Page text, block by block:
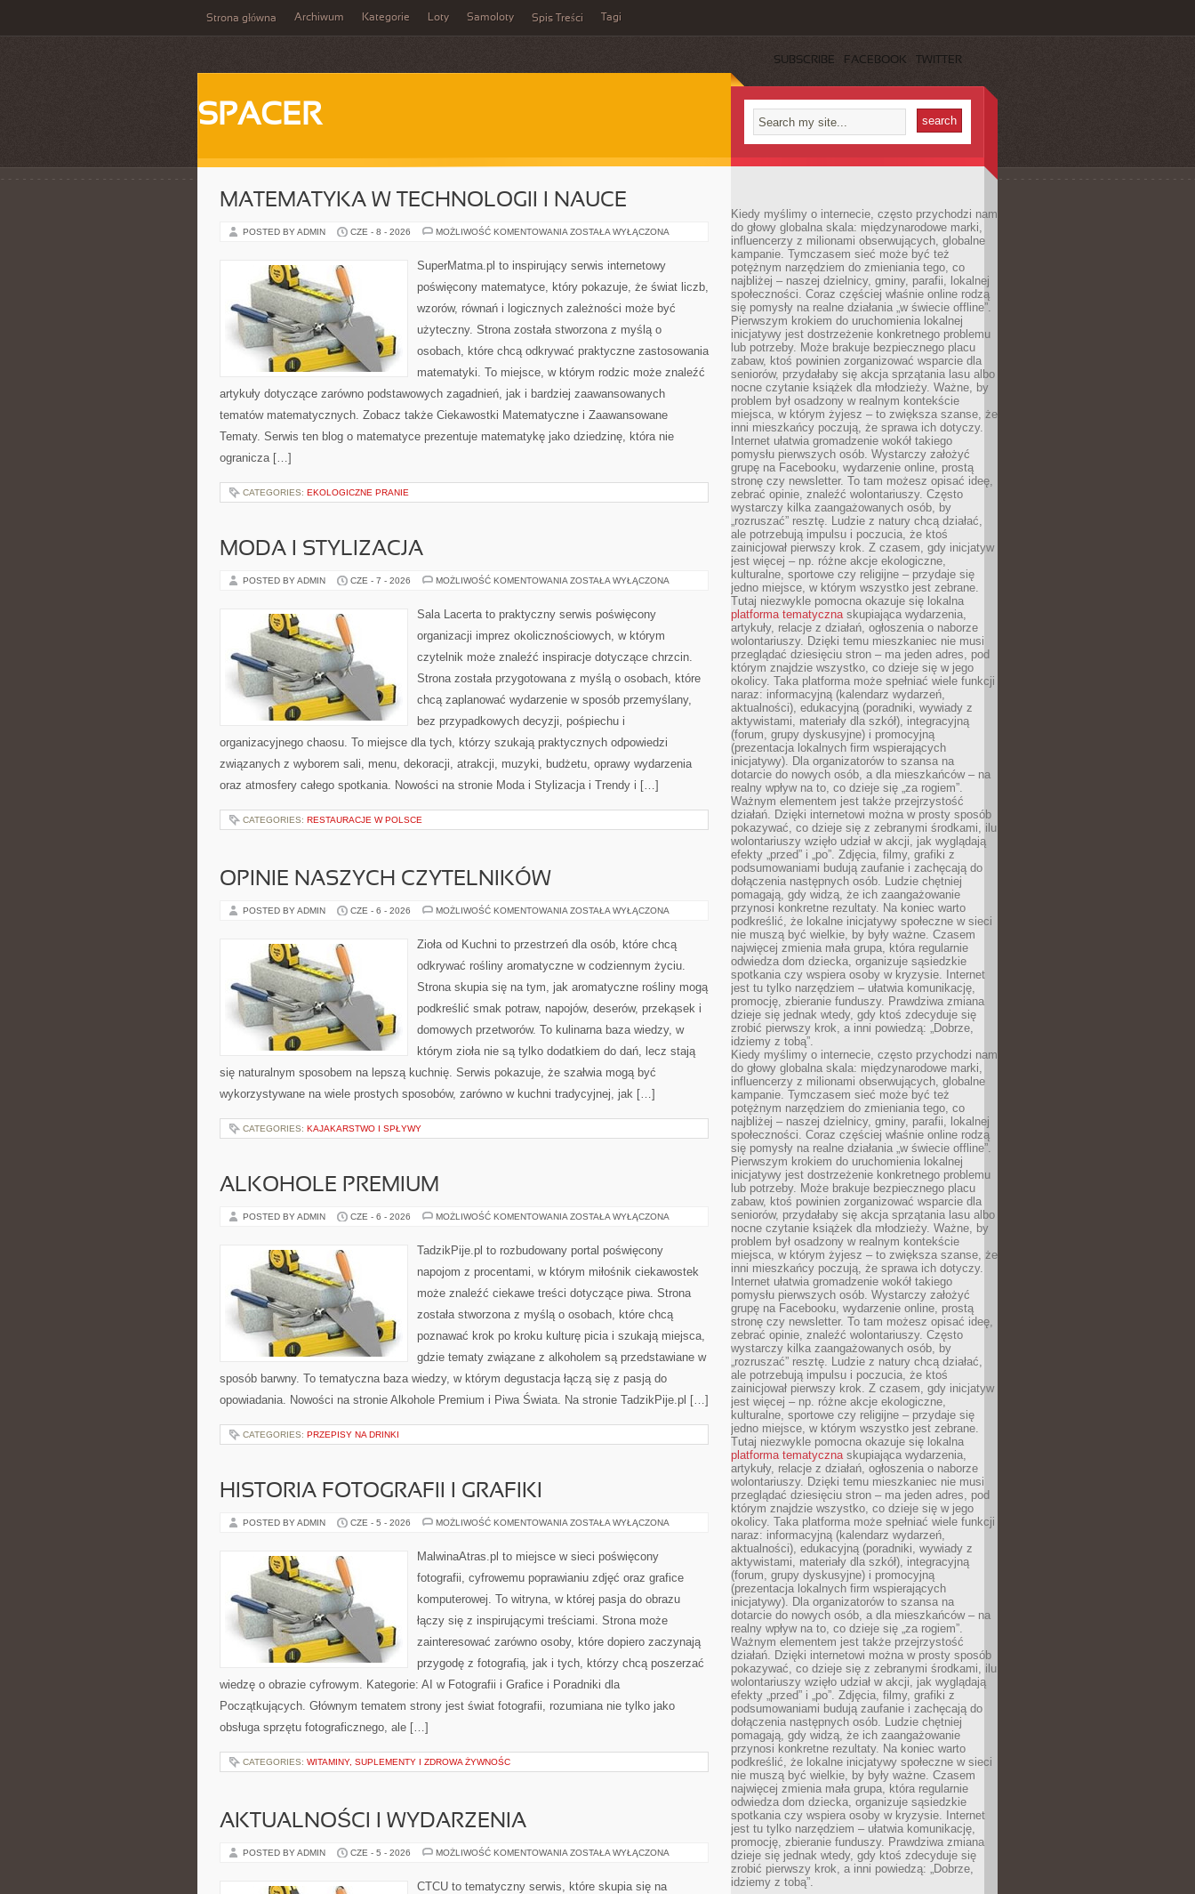
Strona główna Archiwum Kategorie Loty Samoloty Spis Treści Tagi
SUBSCRIBE FACEBOOK TWITTER
SPACER
MATEMATYKA W TECHNOLOGII I NAUCE
POSTED BY ADMIN CZE - 8 - 2026 MOŻLIWOŚĆ KOMENTOWANIA MATEMATYKA
NAUCE
ZOSTAŁA WYŁĄCZONA
SuperMatma.pl to inspirujący serwis internetowy
poświęcony matematyce, który pokazuje, że świat liczb,
wzorów, równań i logicznych zależności może być
użyteczny. Strona została stworzona z myślą o
osobach, które chcą odkrywać praktyczne zastosowania
matematyki. To miejsce, w którym rodzic może znaleźć
artykuły dotyczące zarówno podstawowych zagadnień, jak i bardziej zaawansowanych
tematów matematycznych. Zobacz także Ciekawostki Matematyczne i Zaawansowane
Tematy. Serwis ten blog o matematyce prezentuje matematykę jako dziedzinę, która nie
ogranicza […]
CATEGORIES: EKOLOGICZNE PRANIE
MODA I STYLIZACJA
POSTED BY ADMIN CZE - 7 - 2026 MOŻLIWOŚĆ KOMENTOWANIA MODA
ZOSTAŁA WYŁĄCZONA
Sala Lacerta to praktyczny serwis poświęcony
organizacji imprez okolicznościowych, w którym
czytelnik może znaleźć inspiracje dotyczące chrzcin.
Strona została przygotowana z myślą o osobach, które
chcą zaplanować wydarzenie w sposób przemyślany,
bez przypadkowych decyzji, pośpiechu i
organizacyjnego chaosu. To miejsce dla tych, którzy szukają praktycznych odpowiedzi
związanych z wyborem sali, menu, dekoracji, atrakcji, muzyki, budżetu, oprawy wydarzenia
oraz atmosfery całego spotkania. Nowości na stronie Moda i Stylizacja i Trendy i […]
CATEGORIES: RESTAURACJE W POLSCE
OPINIE NASZYCH CZYTELNIKÓW
POSTED BY ADMIN CZE - 6 - 2026 MOŻLIWOŚĆ KOMENTOWANIA OPINIE
ZOSTAŁA WYŁĄCZONA
Zioła od Kuchni to przestrzeń dla osób, które chcą
odkrywać rośliny aromatyczne w codziennym życiu.
Strona skupia się na tym, jak aromatyczne rośliny mogą
podkreślić smak potraw, napojów, deserów, przekąsek i
domowych przetworów. To kulinarna baza wiedzy, w
którym zioła nie są tylko dodatkiem do dań, lecz stają
się naturalnym sposobem na lepszą kuchnię. Serwis pokazuje, że szałwia mogą być
wykorzystywane na wiele prostych sposobów, zarówno w kuchni tradycyjnej, jak […]
CATEGORIES: KAJAKARSTWO I SPŁYWY
ALKOHOLE PREMIUM
POSTED BY ADMIN CZE - 6 - 2026 MOŻLIWOŚĆ KOMENTOWANIA ALKOHOLE
ZOSTAŁA WYŁĄCZONA
TadzikPije.pl to rozbudowany portal poświęcony
napojom z procentami, w którym miłośnik ciekawostek
może znaleźć ciekawe treści dotyczące piwa. Strona
została stworzona z myślą o osobach, które chcą
poznawać krok po kroku kulturę picia i szukają miejsca,
gdzie tematy związane z alkoholem są przedstawiane w
sposób barwny. To tematyczna baza wiedzy, w którym degustacja łączą się z pasją do
opowiadania. Nowości na stronie Alkohole Premium i Piwa Świata. Na stronie TadzikPije.pl […]
CATEGORIES: PRZEPISY NA DRINKI
HISTORIA FOTOGRAFII I GRAFIKI
POSTED BY ADMIN CZE - 5 - 2026 MOŻLIWOŚĆ KOMENTOWANIA HISTORIA
GRAFIKI
ZOSTAŁA WYŁĄCZONA
MalwinaAtras.pl to miejsce w sieci poświęcony
fotografii, cyfrowemu poprawianiu zdjęć oraz grafice
komputerowej. To witryna, w której pasja do obrazu
łączy się z inspirującymi treściami. Strona może
zainteresować zarówno osoby, które dopiero zaczynają
przygodę z fotografią, jak i tych, którzy chcą poszerzać
wiedzę o obrazie cyfrowym. Kategorie: AI w Fotografii i Grafice i Poradniki dla
Początkujących. Głównym tematem strony jest świat fotografii, rozumiana nie tylko jako
obsługa sprzętu fotograficznego, ale […]
CATEGORIES: WITAMINY, SUPLEMENTY I ZDROWA ŻYWNOŚC
AKTUALNOŚCI I WYDARZENIA
POSTED BY ADMIN CZE - 5 - 2026 MOŻLIWOŚĆ KOMENTOWANIA AKTUALNOŚCI
ZOSTAŁA WYŁĄCZONA
CTCU to tematyczny serwis, które skupia się na
Kiedy myślimy o internecie, często przychodzi nam
do głowy globalna skala: międzynarodowe marki,
influencerzy z milionami obserwujących, globalne
kampanie. Tymczasem sieć może być też
potężnym narzędziem do zmieniania tego, co
najbliżej – naszej dzielnicy, gminy, parafii, lokalnej
społeczności. Coraz częściej właśnie online rodzą
się pomysły na realne działania „w świecie offline”.
Pierwszym krokiem do uruchomienia lokalnej
inicjatywy jest dostrzeżenie konkretnego problemu
lub potrzeby. Może brakuje bezpiecznego placu
zabaw, ktoś powinien zorganizować wsparcie dla
seniorów, przydałaby się akcja sprzątania lasu albo
nocne czytanie książek dla młodzieży. Ważne, by
problem był osadzony w realnym kontekście
miejsca, w którym żyjesz – to zwiększa szanse, że
inni mieszkańcy poczują, że sprawa ich dotyczy.
Internet ułatwia gromadzenie wokół takiego
pomysłu pierwszych osób. Wystarczy założyć
grupę na Facebooku, wydarzenie online, prostą
stronę czy newsletter. To tam możesz opisać ideę,
zebrać opinie, znaleźć wolontariuszy. Często
wystarczy kilka zaangażowanych osób, by
„rozruszać” resztę. Ludzie z natury chcą działać,
ale potrzebują impulsu i poczucia, że ktoś
zainicjował pierwszy krok. Z czasem, gdy inicjatyw
jest więcej – np. różne akcje ekologiczne,
kulturalne, sportowe czy religijne – przydaje się
jedno miejsce, w którym wszystko jest zebrane.
Tutaj niezwykle pomocna okazuje się lokalna
platforma tematycznaskupiająca wydarzenia,
artykuły, relacje z działań, ogłoszenia o naborze
wolontariuszy. Dzięki temu mieszkaniec nie musi
przeglądać dziesięciu stron – ma jeden adres, pod
którym znajdzie wszystko, co dzieje się w jego
okolicy. Taka platforma może spełniać wiele funkcji
naraz: informacyjną (kalendarz wydarzeń,
aktualności), edukacyjną (poradniki, wywiady z
aktywistami, materiały dla szkół), integracyjną
(forum, grupy dyskusyjne) i promocyjną
(prezentacja lokalnych firm wspierających
inicjatywy). Dla organizatorów to szansa na
dotarcie do nowych osób, a dla mieszkańców – na
realny wpływ na to, co dzieje się „za rogiem”.
Ważnym elementem jest także przejrzystość
działań. Dzięki internetowi można w prosty sposób
pokazywać, co dzieje się z zebranymi środkami, ilu
wolontariuszy wzięło udział w akcji, jak wyglądają
efekty „przed” i „po”. Zdjęcia, filmy, grafiki z
podsumowaniami budują zaufanie i zachęcają do
dołączenia następnych osób. Ludzie chętniej
pomagają, gdy widzą, że ich zaangażowanie
przynosi konkretne rezultaty. Na koniec warto
podkreślić, że lokalne inicjatywy społeczne w sieci
nie muszą być wielkie, by były ważne. Czasem
najwięcej zmienia mała grupa, która regularnie
odwiedza dom dziecka, organizuje sąsiedzkie
spotkania czy wspiera osoby w kryzysie. Internet
jest tu tylko narzędziem – ułatwia komunikację,
promocję, zbieranie funduszy. Prawdziwa zmiana
dzieje się jednak wtedy, gdy ktoś zdecyduje się
zrobić pierwszy krok, a inni powiedzą: „Dobrze,
idziemy z tobą”.
Kiedy myślimy o internecie, często przychodzi nam
do głowy globalna skala: międzynarodowe marki,
influencerzy z milionami obserwujących, globalne
kampanie. Tymczasem sieć może być też
potężnym narzędziem do zmieniania tego, co
najbliżej – naszej dzielnicy, gminy, parafii, lokalnej
społeczności. Coraz częściej właśnie online rodzą
się pomysły na realne działania „w świecie offline”.
Pierwszym krokiem do uruchomienia lokalnej
inicjatywy jest dostrzeżenie konkretnego problemu
lub potrzeby. Może brakuje bezpiecznego placu
zabaw, ktoś powinien zorganizować wsparcie dla
seniorów, przydałaby się akcja sprzątania lasu albo
nocne czytanie książek dla młodzieży. Ważne, by
problem był osadzony w realnym kontekście
miejsca, w którym żyjesz – to zwiększa szanse, że
inni mieszkańcy poczują, że sprawa ich dotyczy.
Internet ułatwia gromadzenie wokół takiego
pomysłu pierwszych osób. Wystarczy założyć
grupę na Facebooku, wydarzenie online, prostą
stronę czy newsletter. To tam możesz opisać ideę,
zebrać opinie, znaleźć wolontariuszy. Często
wystarczy kilka zaangażowanych osób, by
„rozruszać” resztę. Ludzie z natury chcą działać,
ale potrzebują impulsu i poczucia, że ktoś
zainicjował pierwszy krok. Z czasem, gdy inicjatyw
jest więcej – np. różne akcje ekologiczne,
kulturalne, sportowe czy religijne – przydaje się
jedno miejsce, w którym wszystko jest zebrane.
Tutaj niezwykle pomocna okazuje się lokalna
platforma tematycznaskupiająca wydarzenia,
artykuły, relacje z działań, ogłoszenia o naborze
wolontariuszy. Dzięki temu mieszkaniec nie musi
przeglądać dziesięciu stron – ma jeden adres, pod
którym znajdzie wszystko, co dzieje się w jego
okolicy. Taka platforma może spełniać wiele funkcji
naraz: informacyjną (kalendarz wydarzeń,
aktualności), edukacyjną (poradniki, wywiady z
aktywistami, materiały dla szkół), integracyjną
(forum, grupy dyskusyjne) i promocyjną
(prezentacja lokalnych firm wspierających
inicjatywy). Dla organizatorów to szansa na
dotarcie do nowych osób, a dla mieszkańców – na
realny wpływ na to, co dzieje się „za rogiem”.
Ważnym elementem jest także przejrzystość
działań. Dzięki internetowi można w prosty sposób
pokazywać, co dzieje się z zebranymi środkami, ilu
wolontariuszy wzięło udział w akcji, jak wyglądają
efekty „przed” i „po”. Zdjęcia, filmy, grafiki z
podsumowaniami budują zaufanie i zachęcają do
dołączenia następnych osób. Ludzie chętniej
pomagają, gdy widzą, że ich zaangażowanie
przynosi konkretne rezultaty. Na koniec warto
podkreślić, że lokalne inicjatywy społeczne w sieci
nie muszą być wielkie, by były ważne. Czasem
najwięcej zmienia mała grupa, która regularnie
odwiedza dom dziecka, organizuje sąsiedzkie
spotkania czy wspiera osoby w kryzysie. Internet
jest tu tylko narzędziem – ułatwia komunikację,
promocję, zbieranie funduszy. Prawdziwa zmiana
dzieje się jednak wtedy, gdy ktoś zdecyduje się
zrobić pierwszy krok, a inni powiedzą: „Dobrze,
idziemy z tobą”.